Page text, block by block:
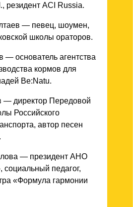
резидент ACI Russia.
— певец, шоумен,
школы ораторов.
— основатель агентства
кормов для
Be:Natu.
— директор Передовой
Российского
автор песен
— президент АНО
педагог,
«Формула гармонии